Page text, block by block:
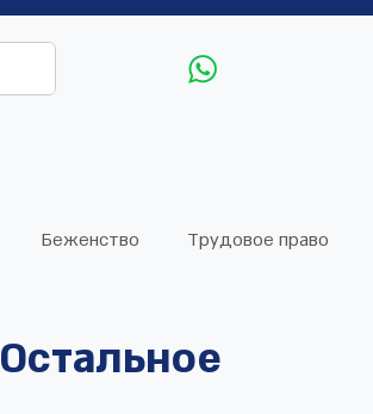
Беженство Трудовое право
Остальное